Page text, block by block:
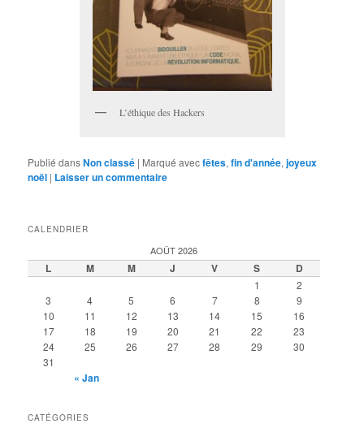
L’éthique des Hackers
Publié dansNon classé | Marqué avecfêtes,fin d'année,joyeux
noël | Laisser un commentaire
CALENDRIER
AOÛT 2026
L M M J V S D
1
2
3
4 5 6 7 8
9
10
11 12 13 14 15
16
17
18 19 20 21 22
23
24
25 26 27 28 29
30
31
« Jan
CATÉGORIES